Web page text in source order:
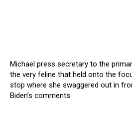
Michael press secretary to the
the very feline that held onto the
stop where she swaggered out in
Biden’s comments.